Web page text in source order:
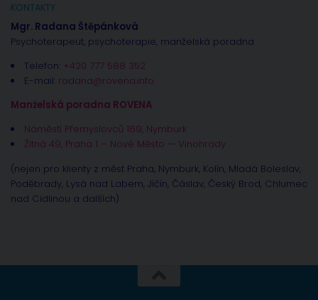
KONTAKTY
Mgr. Radana Štěpánková
Psychoterapeut, psychoterapie, manželská poradna
Telefon: +420 777 588 352
E-mail: radana@rovena.info
Manželská poradna ROVENA
Náměstí Přemyslovců 169, Nymburk
Žitná 49, Praha 1 – Nové Město — Vinohrady
(nejen pro klienty z měst Praha, Nymburk, Kolín, Mladá Boleslav,
Poděbrady, Lysá nad Labem, Jíčín, Čáslav, Český Brod, Chlumec
nad Cidlinou a dalších)